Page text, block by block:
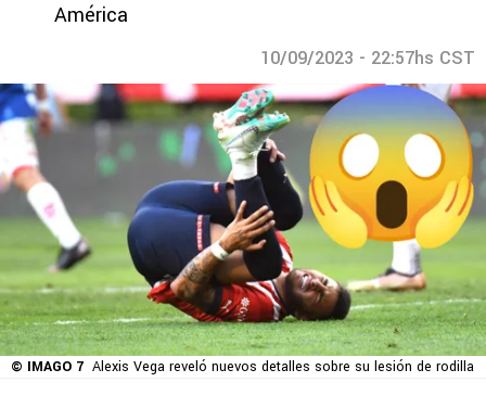
América
10/09/2023 - 22:57hs CST
© IMAGO 7 Alexis Vega reveló nuevos detalles sobre su lesión de rodilla